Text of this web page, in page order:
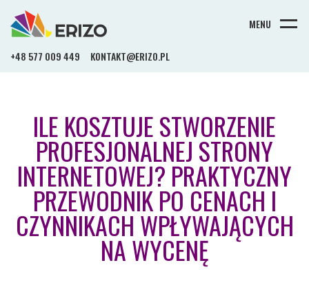
MENU
+48 577 009 449 KONTAKT@ERIZO.PL
ILE KOSZTUJE STWORZENIE
PROFESJONALNEJ STRONY
INTERNETOWEJ? PRAKTYCZNY
PRZEWODNIK PO CENACH I
CZYNNIKACH WPŁYWAJĄCYCH
NA WYCENĘ